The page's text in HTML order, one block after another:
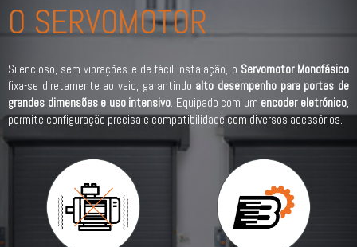
O SERVOMOTOR
Silencioso, sem vibrações e de fácil instalação, o Servomotor Monofásico
fixa-se diretamente ao veio, garantindo alto desempenho para portas de
grandes dimensões e uso intensivo. Equipado com um encoder eletrónico,
permite configuração precisa e compatibilidade com diversos acessórios.